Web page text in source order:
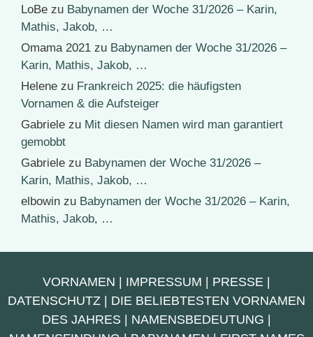
LoBe zu Babynamen der Woche 31/2026 – Karin,
Mathis, Jakob, …
Omama 2021 zu Babynamen der Woche 31/2026 –
Karin, Mathis, Jakob, …
Helene zu Frankreich 2025: die häufigsten
Vornamen & die Aufsteiger
Gabriele zu Mit diesen Namen wird man garantiert
gemobbt
Gabriele zu Babynamen der Woche 31/2026 –
Karin, Mathis, Jakob, …
elbowin zu Babynamen der Woche 31/2026 – Karin,
Mathis, Jakob, …
VORNAMEN | IMPRESSUM | PRESSE |
DATENSCHUTZ | DIE BELIEBTESTEN VORNAMEN
DES JAHRES | NAMENSBEDEUTUNG |